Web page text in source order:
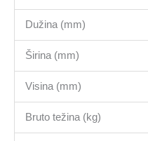
Dužina (mm)
Širina (mm)
Visina (mm)
Bruto težina (kg)